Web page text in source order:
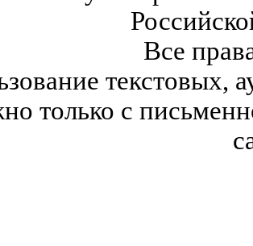
Все
текстовых,
только с